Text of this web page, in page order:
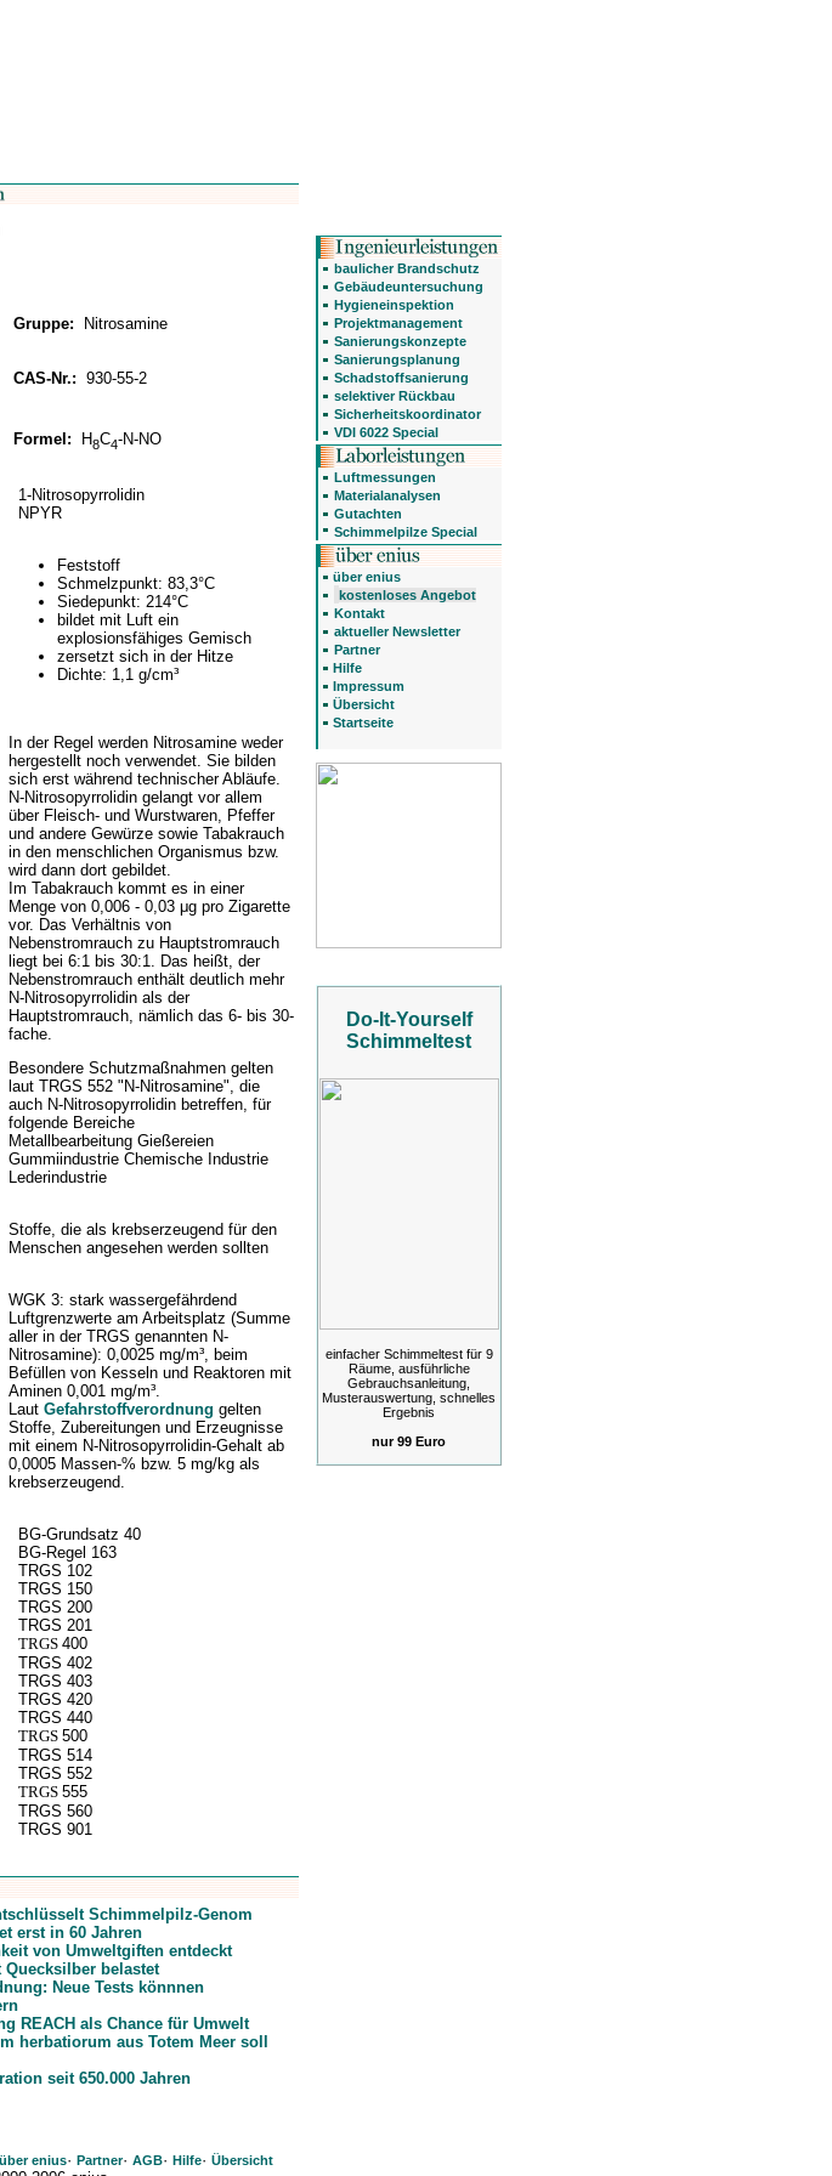
Gruppe: Nitrosamine
CAS-Nr.: 930-55-2
Formel: H8C4-N-NO
1-Nitrosopyrrolidin
NPYR
Feststoff
Schmelzpunkt: 83,3°C
Siedepunkt: 214°C
bildet mit Luft ein
explosionsfähiges Gemisch
zersetzt sich in der Hitze
Dichte: 1,1 g/cm³
In der Regel werden Nitrosamine weder
hergestellt noch verwendet. Sie bilden
sich erst während technischer Abläufe.
N-Nitrosopyrrolidin gelangt vor allem
über Fleisch- und Wurstwaren, Pfeffer
und andere Gewürze sowie Tabakrauch
in den menschlichen Organismus bzw.
wird dann dort gebildet.
Im Tabakrauch kommt es in einer
Menge von 0,006 - 0,03 μg pro Zigarette
vor. Das Verhältnis von
Nebenstromrauch zu Hauptstromrauch
liegt bei 6:1 bis 30:1. Das heißt, der
Nebenstromrauch enthält deutlich mehr
N-Nitrosopyrrolidin als der
Hauptstromrauch, nämlich das 6- bis 30-
fache.
Besondere Schutzmaßnahmen gelten
laut TRGS 552 "N-Nitrosamine", die
auch N-Nitrosopyrrolidin betreffen, für
folgende Bereiche
Metallbearbeitung Gießereien
Gummiindustrie Chemische Industrie
Lederindustrie
Stoffe, die als krebserzeugend für den
Menschen angesehen werden sollten
WGK 3: stark wassergefährdend
Luftgrenzwerte am Arbeitsplatz (Summe
aller in der TRGS genannten N-
Nitrosamine): 0,0025 mg/m³, beim
Befüllen von Kesseln und Reaktoren mit
Aminen 0,001 mg/m³.
Laut Gefahrstoffverordnung gelten
Stoffe, Zubereitungen und Erzeugnisse
mit einem N-Nitrosopyrrolidin-Gehalt ab
0,0005 Massen-% bzw. 5 mg/kg als
krebserzeugend.
BG-Grundsatz 40
BG-Regel 163
TRGS 102
TRGS 150
TRGS 200
TRGS 201
TRGS 400
TRGS 402
TRGS 403
TRGS 420
TRGS 440
TRGS 500
TRGS 514
TRGS 552
TRGS 555
TRGS 560
TRGS 901
Schimmelpilz-Genom
erst in 60 Jahren
von Umweltgiften entdeckt
belastet
Neue Tests könnnen
REACH als Chance für Umwelt
herbatiorum aus Totem Meer soll
seit 650.000 Jahren
über enius· Partner· AGB· Hilfe· Übersicht
baulicher Brandschutz
Gebäudeuntersuchung
Hygieneinspektion
Projektmanagement
Sanierungskonzepte
Sanierungsplanung
Schadstoffsanierung
selektiver Rückbau
Sicherheitskoordinator
VDI 6022 Special
Luftmessungen
Materialanalysen
Gutachten
Schimmelpilze Special
über enius
kostenloses Angebot
Kontakt
aktueller Newsletter
Partner
Hilfe
Impressum
Übersicht
Startseite
Do-It-Yourself
Schimmeltest
einfacher Schimmeltest für 9
Räume, ausführliche
Gebrauchsanleitung,
Musterauswertung, schnelles
Ergebnis
nur 99 Euro